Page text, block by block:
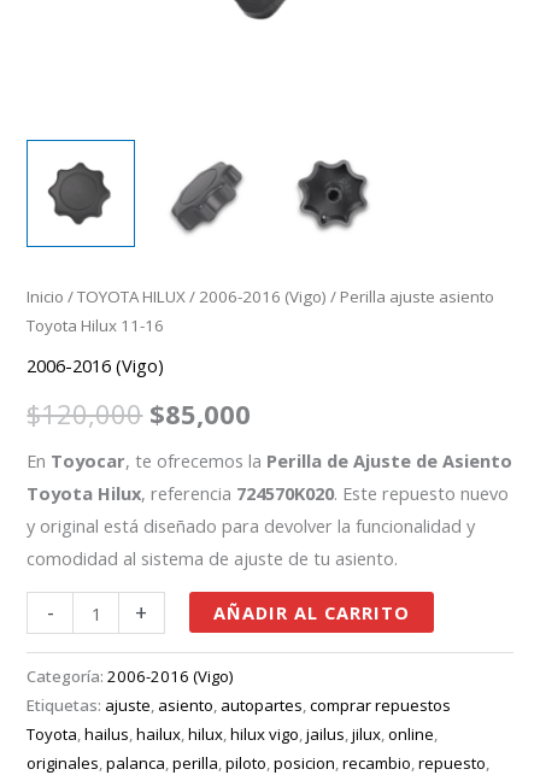
Inicio /TOYOTA HILUX/ 2006-2016 (Vigo) / Perilla ajuste asiento
Toyota Hilux 11-16
2006-2016 (Vigo)
$120,000 $85,000
En Toyocar, te ofrecemos la Perilla de Ajuste de Asiento
Toyota Hilux, referencia 724570K020. Este repuesto nuevo
y original está diseñado para devolver la funcionalidad y
comodidad al sistema de ajuste de tu asiento.
- + AÑADIR AL CARRITO
Categoría:2006-2016 (Vigo)
Etiquetas: ajuste asiento autopartes ,comprar repuestos
Toyota ,hailus ,hailux ,hilux ,hilux vigo ,jailus ,jilux ,online
originales ,palanca ,perilla ,piloto ,posicion ,recambio ,repuesto